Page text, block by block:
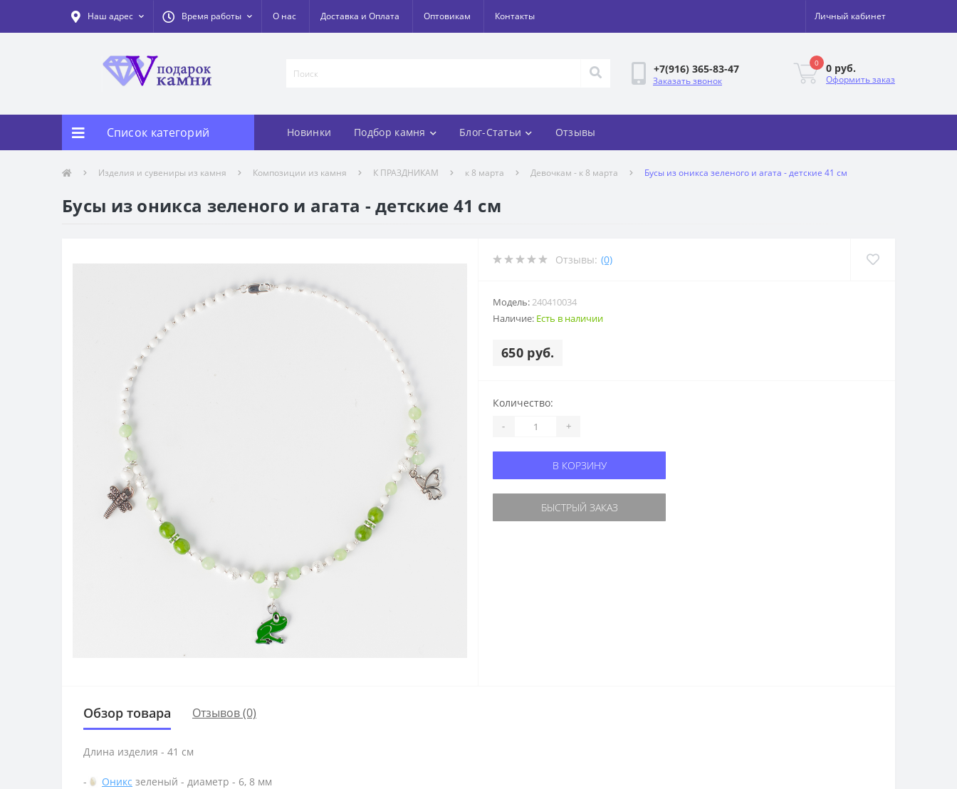
Наш адрес Время работы О нас Доставка и Оплата Оптовикам Контакты Личный кабинет
+7(916) 365-83-47
Заказать звонок
0 0 руб.
Оформить заказ
Список категорий Новинки Подбор камня Блог-Статьи Отзывы
Изделия и сувениры из камня Композиции из камня К ПРАЗДНИКАМ к 8 марта Девочкам - к 8 марта Бусы из оникса зеленого и агата - детские 41 см
Бусы из оникса зеленого и агата - детские 41 см
Отзывы: (0)
Модель: 240410034
Наличие: Есть в наличии
650 руб.
Количество:
- +
В КОРЗИНУ
БЫСТРЫЙ ЗАКАЗ
Обзор товара Отзывов (0)
Длина изделия - 41 см
- Оникс зеленый - диаметр - 6, 8 мм